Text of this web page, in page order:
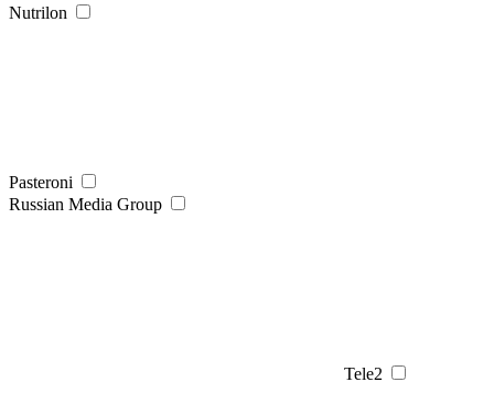
Nutrilon
Pasteroni
Russian Media Group
Tele2